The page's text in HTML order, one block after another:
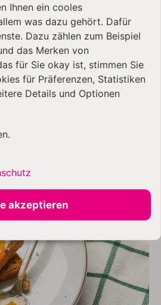
die dir das perfekte Toasten
die Vielseitigkeit und Qualität
jeden Morgen mit
Brotin den Tag.
Ihnen ein cooles
was dazu gehört. Dafür
Dazu zählen zum Beispiel
das Merken von
für Sie okay ist, stimmen Sie
für Präferenzen, Statistiken
Details und Optionen
akzeptieren